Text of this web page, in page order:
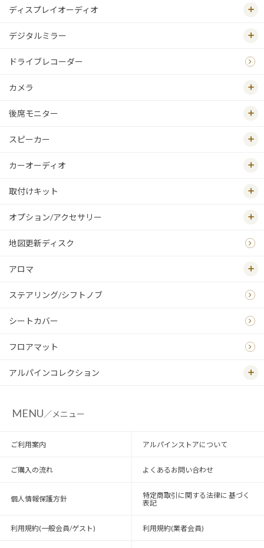
ディスプレイオーディオ
デジタルミラー
ドライブレコーダー
カメラ
後席モニター
スピーカー
カーオーディオ
取付けキット
オプション/アクセサリー
地図更新ディスク
アロマ
ステアリング/シフトノブ
シートカバー
フロアマット
アルパインコレクション
MENU／メニュー
ご利用案内 アルパインストアについて
ご購入の流れ よくあるお問い合わせ
個人情報保護方針
特定商取引に関する法律に 基づく
表記
利用規約(一般会員/ゲスト) 利用規約(業者会員)